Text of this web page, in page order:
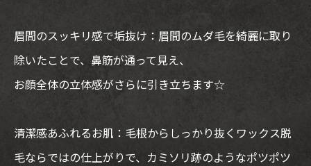
眉間のスッキリ感で垢抜け：眉間のムダ毛を綺麗に取り
除いたことで、鼻筋が通って見え、
お顔全体の立体感がさらに引き立ちます☆
清潔感あふれるお肌：毛根からしっかり抜くワックス脱
毛ならではの仕上がりで、カミソリ跡のようなポツポツ